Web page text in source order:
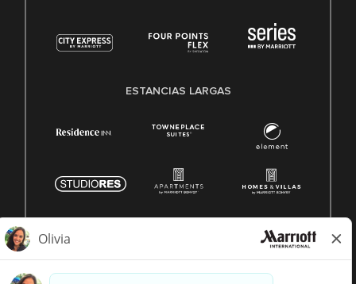
ESTANCIAS LARGAS